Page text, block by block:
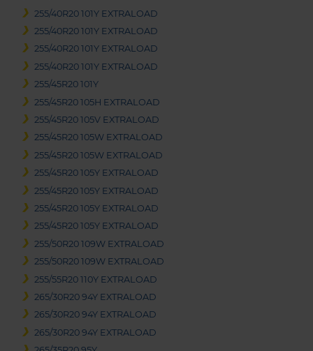
255/40R20 101Y EXTRALOAD
255/40R20 101Y EXTRALOAD
255/40R20 101Y EXTRALOAD
255/40R20 101Y EXTRALOAD
255/45R20 101Y
255/45R20 105H EXTRALOAD
255/45R20 105V EXTRALOAD
255/45R20 105W EXTRALOAD
255/45R20 105W EXTRALOAD
255/45R20 105Y EXTRALOAD
255/45R20 105Y EXTRALOAD
255/45R20 105Y EXTRALOAD
255/45R20 105Y EXTRALOAD
255/50R20 109W EXTRALOAD
255/50R20 109W EXTRALOAD
255/55R20 110Y EXTRALOAD
265/30R20 94Y EXTRALOAD
265/30R20 94Y EXTRALOAD
265/30R20 94Y EXTRALOAD